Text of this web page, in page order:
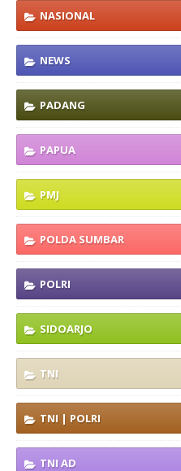
NASIONAL
NEWS
PADANG
PAPUA
PMJ
POLDA SUMBAR
POLRI
SIDOARJO
TNI
TNI | POLRI
TNI AD